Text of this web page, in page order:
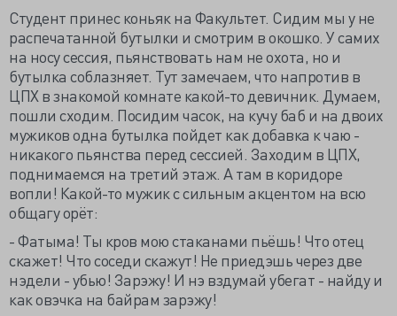
Студент принес коньяк на Факультет. Сидим мы у не
распечатанной бутылки и смотрим в окошко. У самих
на носу сессия, пьянствовать нам не охота, но и
бутылка соблазняет. Тут замечаем, что напротив в
ЦПХ в знакомой комнате какой-то девичник. Думаем,
пошли сходим. Посидим часок, на кучу баб и на двоих
мужиков одна бутылка пойдет как добавка к чаю -
никакого пьянства перед сессией. Заходим в ЦПХ,
поднимаемся на третий этаж. А там в коридоре
вопли! Какой-то мужик с сильным акцентом на всю
общагу орёт:
- Фатыма! Ты кров мою стаканами пьёшь! Что отец
скажет! Что соседи скажут! Не приедэшь через две
нэдели - убью! Зарэжу! И нэ вздумай убегат - найду и
как овэчка на байрам зарэжу!